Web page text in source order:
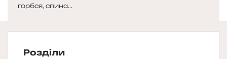
горбся, спина...
Розділи